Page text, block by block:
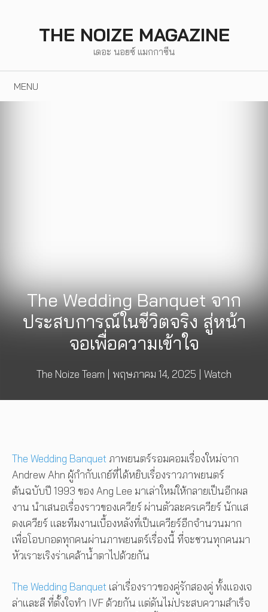
THE NOIZE MAGAZINE
เดอะ นอยซ์ แมกกาซีน
MENU
The Wedding Banquet จาก
ประสบการณ์ในชีวิตจริง สู่หน้า
จอเพื่อความเข้าใจ
The Noize Team | พฤษภาคม 14, 2025 | Watch
The Wedding Banquet ภาพยนตร์รอมคอมเรื่องใหม่จาก
Andrew Ahn ผู้กำกับเกย์ที่ได้หยิบเรื่องราวภาพยนตร์
ต้นฉบับปี 1993 ของ Ang Lee มาเล่าใหม่ให้กลายเป็นอีกผล
งาน นำเสนอเรื่องราวของเควียร์ ผ่านตัวละครเควียร์ นักแส
ดงเควียร์ และทีมงานเบื้องหลังที่เป็นเควียร์อีกจำนวนมาก
เพื่อโอบกอดทุกคนผ่านภาพยนตร์เรื่องนี้ ที่จะชวนทุกคนมา
หัวเราะเริงร่าเคล้าน้ำตาไปด้วยกัน
The Wedding Banquet เล่าเรื่องราวของคู่รักสองคู่ ทั้งแองเจ
ล่าและลี ที่ตั้งใจทำ IVF ด้วยกัน แต่ดันไม่ประสบความสำเร็จ